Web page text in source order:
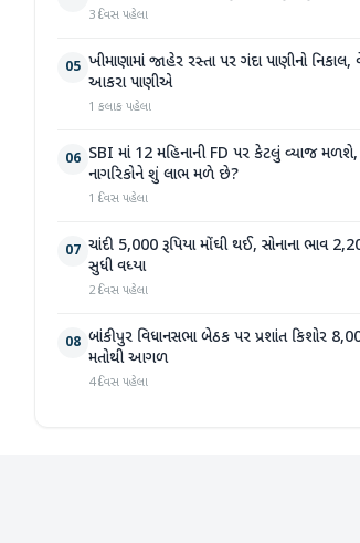
3 દિવસ પહેલા
05 ખીમાણામાં જાહેર રસ્તા પર ગંદા પાણીનો
આકરા પાણીએ
1 કલાક પહેલા
06 SBI માં 12 મહિનાની FD પર કેટલું વ્યાજ મળશે,
નાગરિકોને શું લાભ મળે છે?
1 દિવસ પહેલા
07 ચાંદી 5,000 રૂપિયા મોંઘી થઈ, સોનાના ભાવ
સુધી વધ્યા
2 દિવસ પહેલા
08 બાંકીપુર વિધાનસભા બેઠક પર પ્રશાંત કિશોર
મતોથી આગળ
4 દિવસ પહેલા